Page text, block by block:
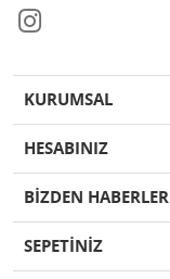
KURUMSAL
HESABINIZ
BİZDEN HABERLER
SEPETİNİZ